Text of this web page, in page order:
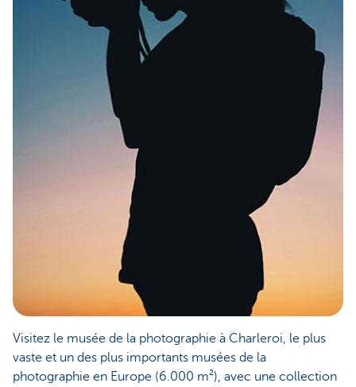
Visitez le musée de la photographie à Charleroi, le plus
vaste et un des plus importants musées de la
photographie en Europe (6.000 m²), avec une collection